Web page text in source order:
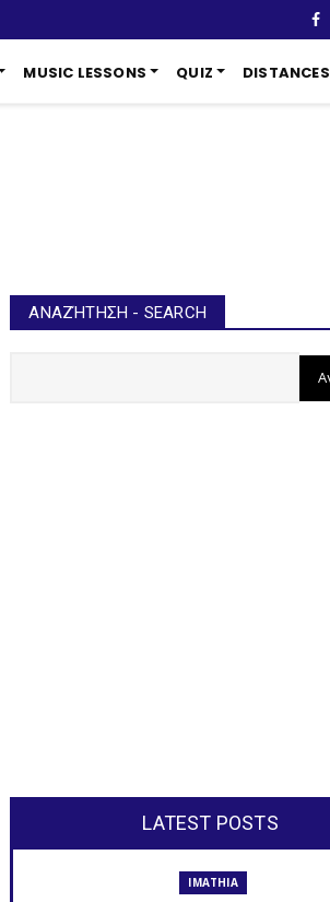
MUSIC LESSONS QUIZ DISTANCES
ΑΝΑΖΉΤΗΣΗ - SEARCH
LATEST POSTS
IMATHIA